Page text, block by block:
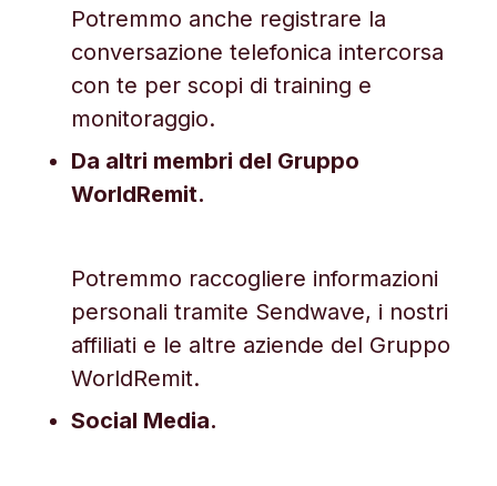
Potremmo anche registrare la
conversazione telefonica intercorsa
con te per scopi di training e
monitoraggio.
Da altri membri del Gruppo
WorldRemit.
Potremmo raccogliere informazioni
personali tramite Sendwave, i nostri
affiliati e le altre aziende del Gruppo
WorldRemit.
Social Media.